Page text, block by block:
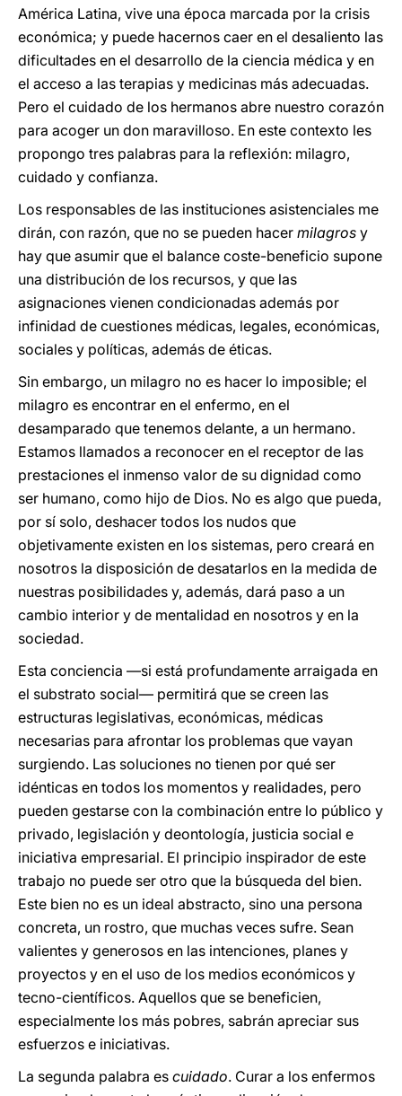
América Latina, vive una época marcada por la crisis
económica; y puede hacernos caer en el desaliento las
dificultades en el desarrollo de la ciencia médica y en
el acceso a las terapias y medicinas más adecuadas.
Pero el cuidado de los hermanos abre nuestro corazón
para acoger un don maravilloso. En este contexto les
propongo tres palabras para la reflexión: milagro,
cuidado y confianza.
Los responsables de las instituciones asistenciales me
dirán, con razón, que no se pueden hacer milagros y
hay que asumir que el balance coste-beneficio supone
una distribución de los recursos, y que las
asignaciones vienen condicionadas además por
infinidad de cuestiones médicas, legales, económicas,
sociales y políticas, además de éticas.
Sin embargo, un milagro no es hacer lo imposible; el
milagro es encontrar en el enfermo, en el
desamparado que tenemos delante, a un hermano.
Estamos llamados a reconocer en el receptor de las
prestaciones el inmenso valor de su dignidad como
ser humano, como hijo de Dios. No es algo que pueda,
por sí solo, deshacer todos los nudos que
objetivamente existen en los sistemas, pero creará en
nosotros la disposición de desatarlos en la medida de
nuestras posibilidades y, además, dará paso a un
cambio interior y de mentalidad en nosotros y en la
sociedad.
Esta conciencia —si está profundamente arraigada en
el substrato social— permitirá que se creen las
estructuras legislativas, económicas, médicas
necesarias para afrontar los problemas que vayan
surgiendo. Las soluciones no tienen por qué ser
idénticas en todos los momentos y realidades, pero
pueden gestarse con la combinación entre lo público y
privado, legislación y deontología, justicia social e
iniciativa empresarial. El principio inspirador de este
trabajo no puede ser otro que la búsqueda del bien.
Este bien no es un ideal abstracto, sino una persona
concreta, un rostro, que muchas veces sufre. Sean
valientes y generosos en las intenciones, planes y
proyectos y en el uso de los medios económicos y
tecno-científicos. Aquellos que se beneficien,
especialmente los más pobres, sabrán apreciar sus
esfuerzos e iniciativas.
La segunda palabra es cuidado. Curar a los enfermos